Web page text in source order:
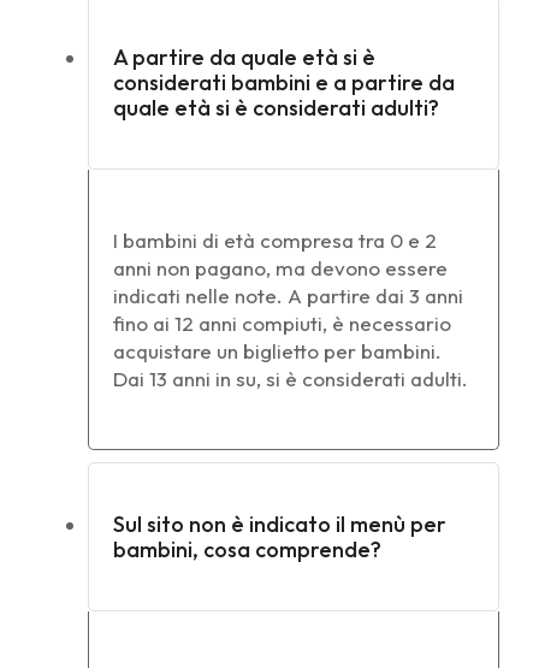
A partire da quale età si è
considerati bambini e a partire da
quale età si è considerati adulti?
I bambini di età compresa tra 0 e 2
anni non pagano, ma devono essere
indicati nelle note. A partire dai 3 anni
fino ai 12 anni compiuti, è necessario
acquistare un biglietto per bambini.
Dai 13 anni in su, si è considerati adulti.
Sul sito non è indicato il menù per
bambini, cosa comprende?